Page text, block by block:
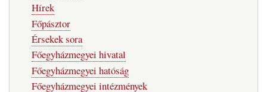
Hírek
Főpásztor
Érsekek sora
Főegyházmegyei hivatal
Főegyházmegyei hatóság
Főegyházmegyei intézmények